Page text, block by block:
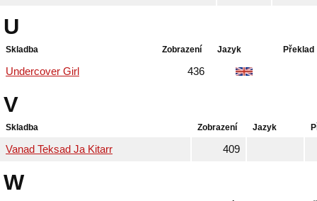
U
Skladba Zobrazení Jazyk Překlad
Undercover Girl 436
V
Skladba Zobrazení Jazyk
Vanad Teksad Ja Kitarr 409
W